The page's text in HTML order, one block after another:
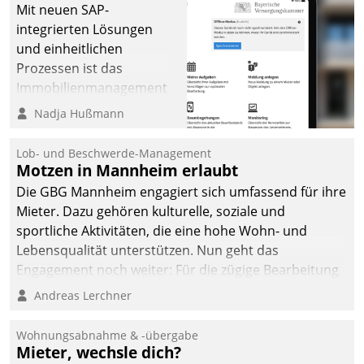
Mit neuen SAP-
integrierten Lösungen
und einheitlichen
Prozessen ist das
Immobilienmanagement
der Bayerischen
Ressort Kapitalanlage für
künftige Aufgaben und
Herausforderungen
gerüstet.
Nadja Hußmann
Lob- und Beschwerde-Management
Motzen in Mannheim erlaubt
Die GBG Mannheim engagiert sich umfassend für ihre
Mieter. Dazu gehören kulturelle, soziale und
sportliche Aktivitäten, die eine hohe Wohn- und
Lebensqualität unterstützen. Nun geht das
Engagement noch weiter: Für die zügige Bearbeitung
von Beschwerden – oder Lob – richtet das
und Beschwerde-Management einen eigenen Kanal
ein.
Andreas Lerchner
Wohnungsabnahme & -übergabe
Mieter, wechsle dich?